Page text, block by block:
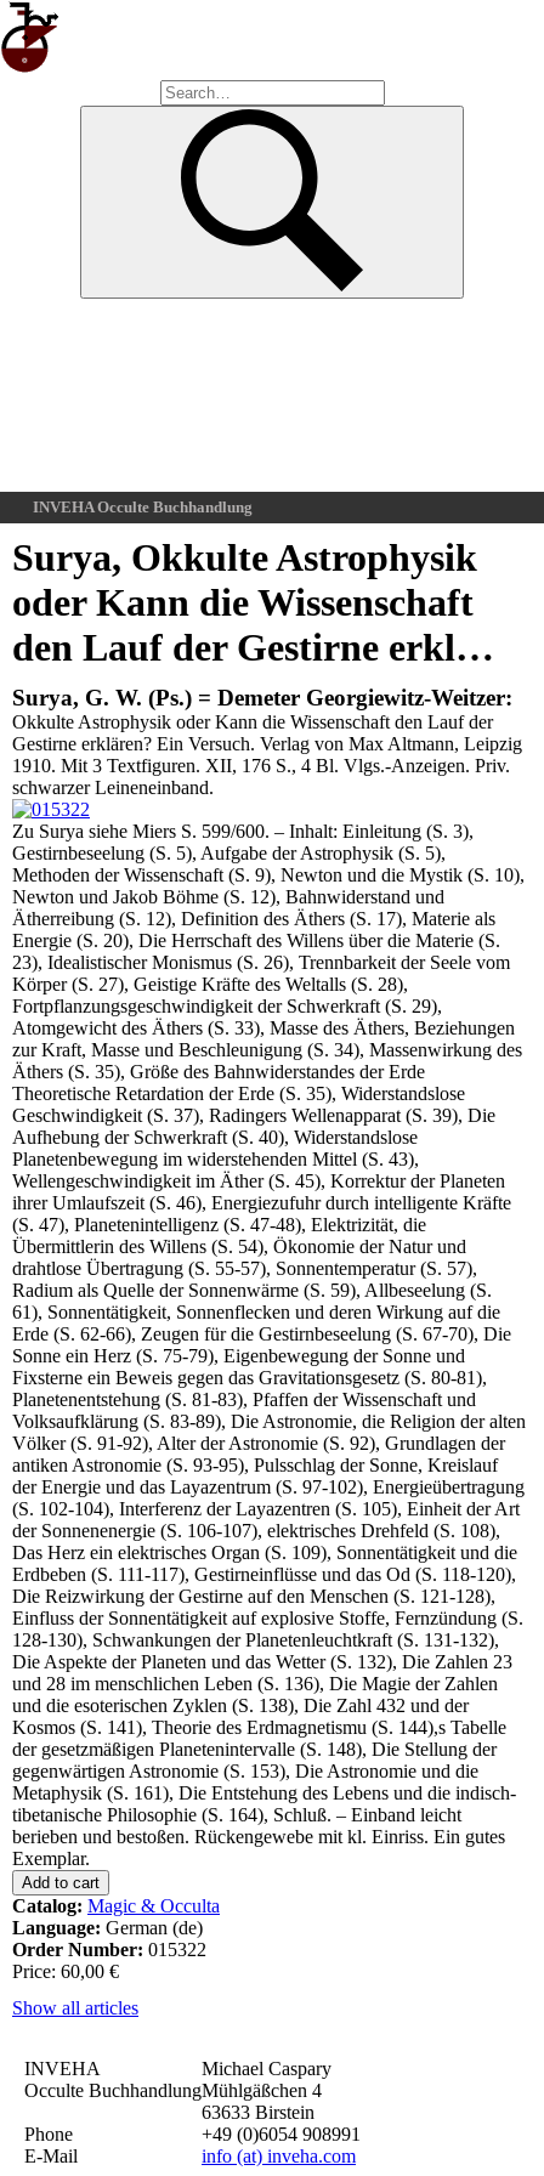
INVEHA Occulte Buchhandlung
Home
Advanced Search
Catalogs
Cart
Purchase
Abbreviations
Contact
Terms
Withdrawal
Privacy Policy
Imprint
Surya, Okkulte Astrophysik
oder Kann die Wissenschaft
den Lauf der Gestirne erkl…
Surya, G. W. (Ps.) = Demeter Georgiewitz-Weitzer:
Okkulte Astrophysik oder Kann die Wissenschaft den Lauf der
Gestirne erklären? Ein Versuch. Verlag von Max Altmann, Leipzig
1910. Mit 3 Textfiguren. XII, 176 S., 4 Bl. Vlgs.-Anzeigen. Priv.
schwarzer Leineneinband.
Zu Surya siehe Miers S. 599/600. – Inhalt: Einleitung (S. 3),
Gestirnbeseelung (S. 5), Aufgabe der Astrophysik (S. 5),
Methoden der Wissenschaft (S. 9), Newton und die Mystik (S. 10),
Newton und Jakob Böhme (S. 12), Bahnwiderstand und
Ätherreibung (S. 12), Definition des Äthers (S. 17), Materie als
Energie (S. 20), Die Herrschaft des Willens über die Materie (S.
23), Idealistischer Monismus (S. 26), Trennbarkeit der Seele vom
Körper (S. 27), Geistige Kräfte des Weltalls (S. 28),
Fortpflanzungsgeschwindigkeit der Schwerkraft (S. 29),
Atomgewicht des Äthers (S. 33), Masse des Äthers, Beziehungen
zur Kraft, Masse und Beschleunigung (S. 34), Massenwirkung des
Äthers (S. 35), Größe des Bahnwiderstandes der Erde
Theoretische Retardation der Erde (S. 35), Widerstandslose
Geschwindigkeit (S. 37), Radingers Wellenapparat (S. 39), Die
Aufhebung der Schwerkraft (S. 40), Widerstandslose
Planetenbewegung im widerstehenden Mittel (S. 43),
Wellengeschwindigkeit im Äther (S. 45), Korrektur der Planeten
ihrer Umlaufszeit (S. 46), Energiezufuhr durch intelligente Kräfte
(S. 47), Planetenintelligenz (S. 47-48), Elektrizität, die
Übermittlerin des Willens (S. 54), Ökonomie der Natur und
drahtlose Übertragung (S. 55-57), Sonnentemperatur (S. 57),
Radium als Quelle der Sonnenwärme (S. 59), Allbeseelung (S.
61), Sonnentätigkeit, Sonnenflecken und deren Wirkung auf die
Erde (S. 62-66), Zeugen für die Gestirnbeseelung (S. 67-70), Die
Sonne ein Herz (S. 75-79), Eigenbewegung der Sonne und
Fixsterne ein Beweis gegen das Gravitationsgesetz (S. 80-81),
Planetenentstehung (S. 81-83), Pfaffen der Wissenschaft und
Volksaufklärung (S. 83-89), Die Astronomie, die Religion der alten
Völker (S. 91-92), Alter der Astronomie (S. 92), Grundlagen der
antiken Astronomie (S. 93-95), Pulsschlag der Sonne, Kreislauf
der Energie und das Layazentrum (S. 97-102), Energieübertragung
(S. 102-104), Interferenz der Layazentren (S. 105), Einheit der Art
der Sonnenenergie (S. 106-107), elektrisches Drehfeld (S. 108),
Das Herz ein elektrisches Organ (S. 109), Sonnentätigkeit und die
Erdbeben (S. 111-117), Gestirneinflüsse und das Od (S. 118-120),
Die Reizwirkung der Gestirne auf den Menschen (S. 121-128),
Einfluss der Sonnentätigkeit auf explosive Stoffe, Fernzündung (S.
128-130), Schwankungen der Planetenleuchtkraft (S. 131-132),
Die Aspekte der Planeten und das Wetter (S. 132), Die Zahlen 23
und 28 im menschlichen Leben (S. 136), Die Magie der Zahlen
und die esoterischen Zyklen (S. 138), Die Zahl 432 und der
Kosmos (S. 141), Theorie des Erdmagnetismu (S. 144),s Tabelle
der gesetzmäßigen Planetenintervalle (S. 148), Die Stellung der
gegenwärtigen Astronomie (S. 153), Die Astronomie und die
Metaphysik (S. 161), Die Entstehung des Lebens und die indisch-
tibetanische Philosophie (S. 164), Schluß. – Einband leicht
berieben und bestoßen. Rückengewebe mit kl. Einriss. Ein gutes
Exemplar.
Catalog: Magic & Occulta
Language: German (de)
Order Number: 015322
Price: 60,00 €
Show all articles
INVEHA
Michael Caspary
Occulte BuchhandlungMühlgäßchen 4
63633 Birstein
Phone
+49 (0)6054 908991
E-Mail
info (at) inveha.com